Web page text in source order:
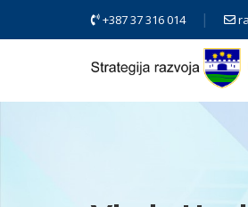
+387 37 316 014